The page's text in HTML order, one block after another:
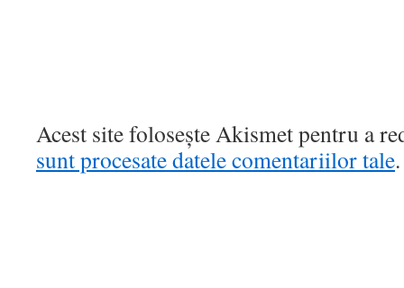
Acest site folosește Akismet pentru a
sunt procesate datele comentariilor tale.